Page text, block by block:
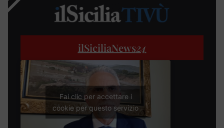
ilSiciliaNews24
Fai clic per accettare i
cookie per questo servizio